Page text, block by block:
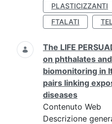
PLASTICIZZANTI
FTALATI
The LIFE
on phthalates
biomonitoring in
pairs linking
diseases
Contenuto Web
Descrizione